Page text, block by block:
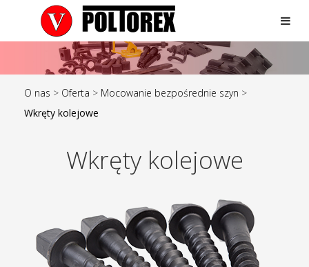
O nas > Oferta > Mocowanie bezpośrednie szyn >
Wkręty kolejowe
Wkręty kolejowe